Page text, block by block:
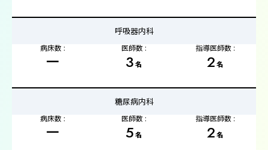
呼吸器内科
病床数 :
ー
医師数 :
3 名
指導医師数 :
2 名
糖尿病内科
病床数 :
ー
医師数 :
5 名
指導医師数 :
2 名